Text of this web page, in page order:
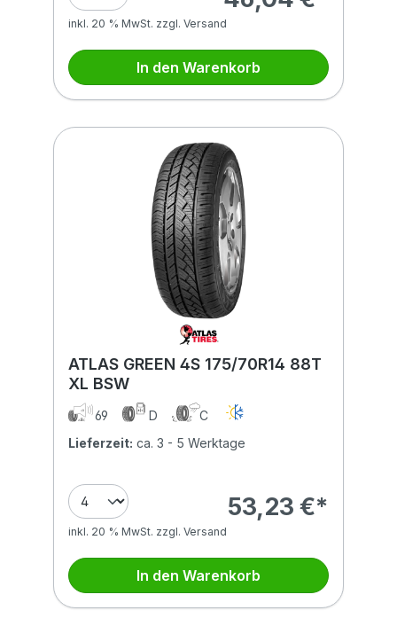
inkl. 20 % MwSt. zzgl. Versand
In den Warenkorb
ATLAS GREEN 4S 175/70R14 88T
XL BSW
69 D
C
Lieferzeit: ca. 3 - 5 Werktage
53,23 €*
inkl. 20 % MwSt. zzgl. Versand
In den Warenkorb